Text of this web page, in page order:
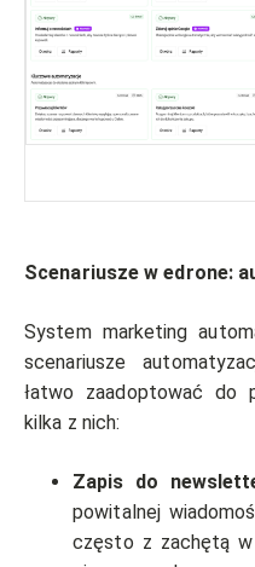
Scenariusze w edrone:
System marketing
scenariusze
łatwo zaadoptować do
kilka z nich:
Zapis do
powitalnej
często z zachętą